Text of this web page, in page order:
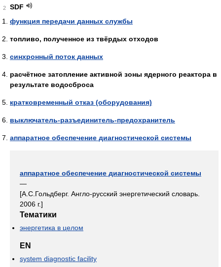
2
SDF
функция передачи данных службы
топливо, полученное из твёрдых отходов
синхронный поток данных
расчётное затопление активной зоны ядерного реактора в
результате водосброса
кратковременный отказ (оборудования)
выключатель-разъединитель-предохранитель
аппаратное обеспечение диагностической системы
аппаратное обеспечение диагностической системы
—
[А.С.Гольдберг. Англо-русский энергетический словарь.
2006 г.]
Тематики
энергетика в целом
EN
system diagnostic facility